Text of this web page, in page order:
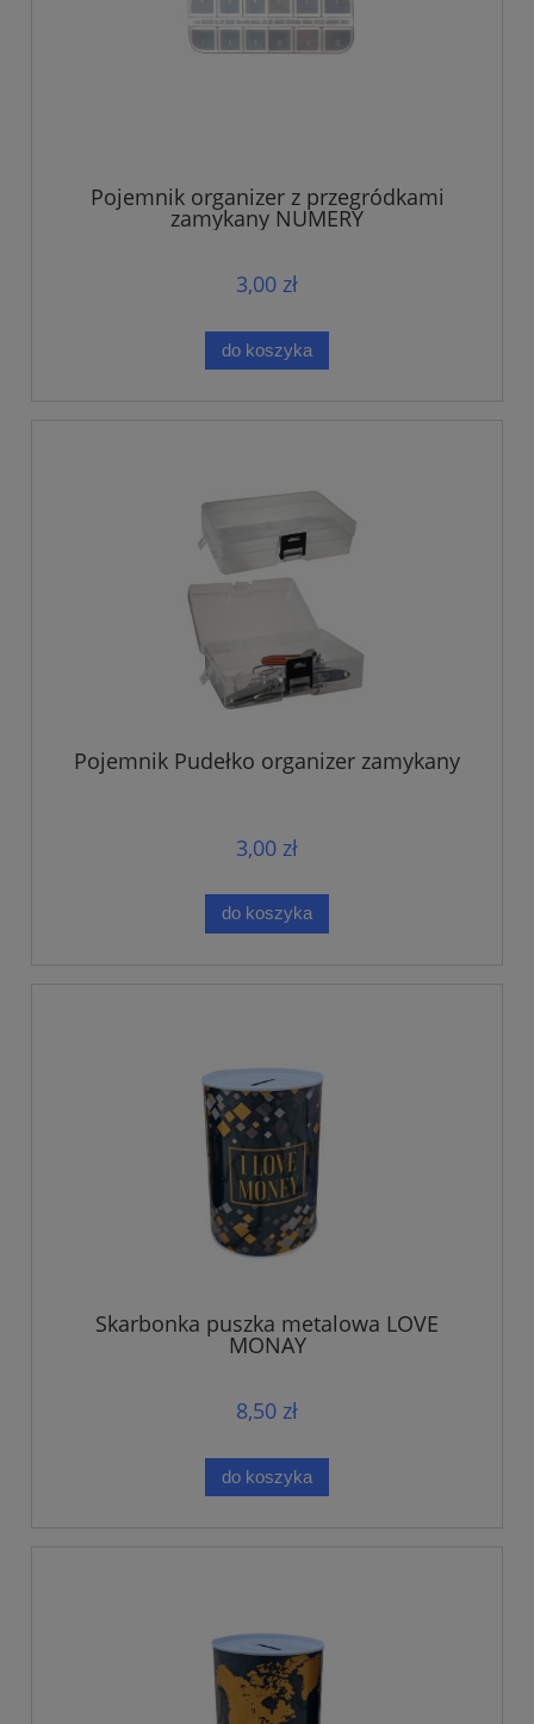
Pojemnik organizer z przegródkami
zamykany NUMERY
3,00 zł
do koszyka
Pojemnik Pudełko organizer zamykany
3,00 zł
do koszyka
Skarbonka puszka metalowa LOVE
MONAY
8,50 zł
do koszyka